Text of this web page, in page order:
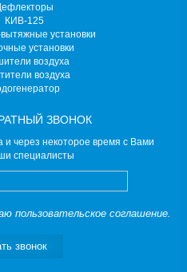
КИВ-125
установки
установки
воздуха
воздуха
ЗВОНОК
через некоторое время с Вами
специалисты
пользовательское соглашение
звонок